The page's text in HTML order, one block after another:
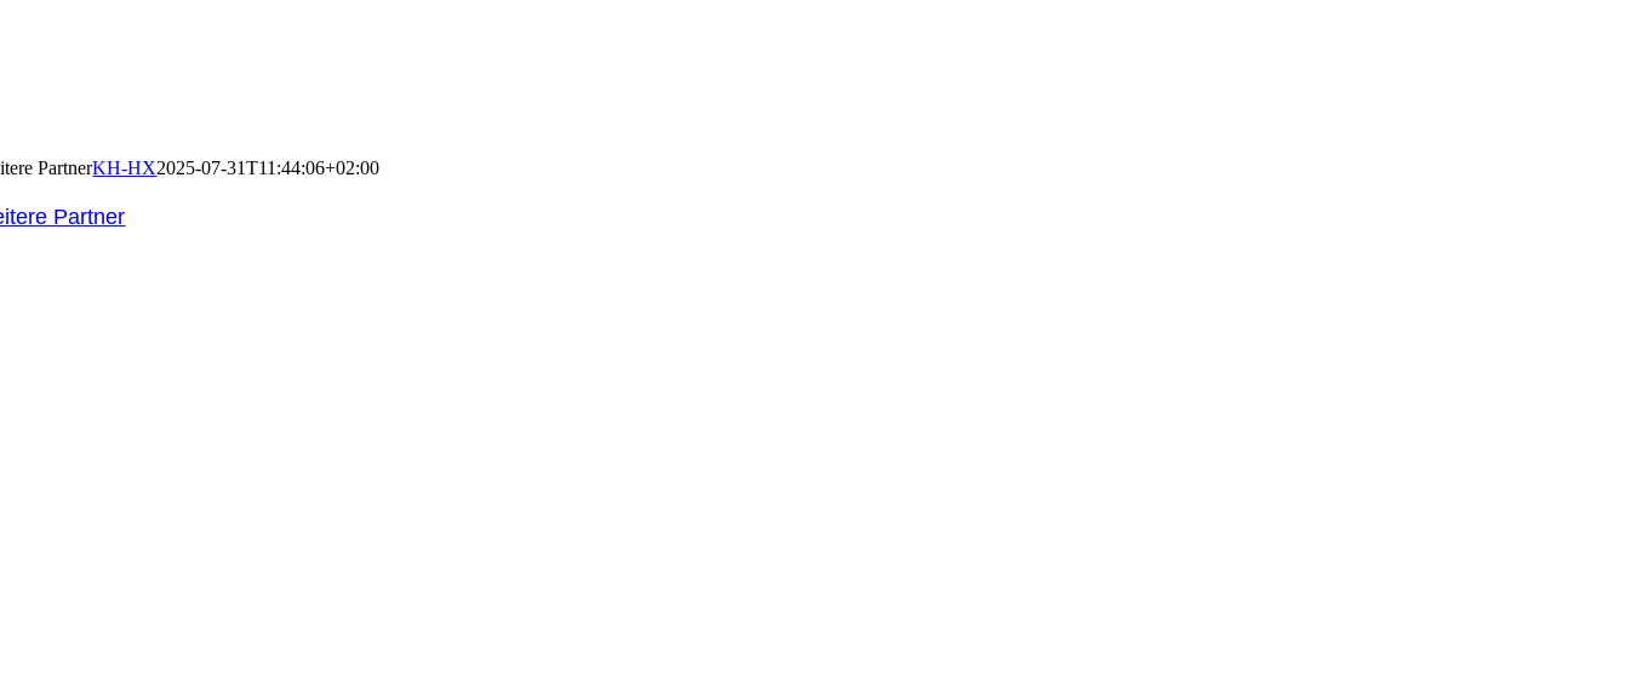
PartnerKH-HX2025-07-31T11:44:06+02:00
Partner